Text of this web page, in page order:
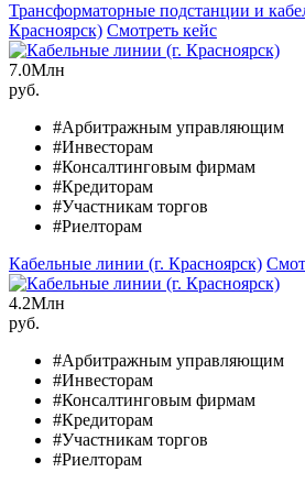
Трансформаторные подстанции и
Красноярск) Смотреть кейс
7.0Млн
руб.
#Арбитражным управляющим
#Инвесторам
#Консалтинговым фирмам
#Кредиторам
#Участникам торгов
#Риелторам
Кабельные линии (г. Красноярск)
4.2Млн
руб.
#Арбитражным управляющим
#Инвесторам
#Консалтинговым фирмам
#Кредиторам
#Участникам торгов
#Риелторам